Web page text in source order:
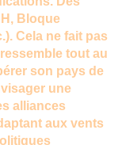
Bloque
Cela ne fait pas
tout au
son pays de
une
alliances
aux vents